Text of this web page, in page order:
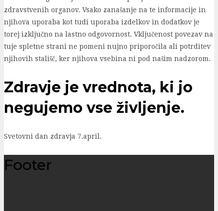
zdravstvenih organov. Vsako zanašanje na te informacije in
njihova uporaba kot tudi uporaba izdelkov in dodatkov je
torej izključno na lastno odgovornost. Vključenost povezav na
tuje spletne strani ne pomeni nujno priporočila ali potrditev
njihovih stališč, ker njihova vsebina ni pod našim nadzorom.
Zdravje je vrednota, ki jo
negujemo vse življenje.
Svetovni dan zdravja 7.april.
Footer